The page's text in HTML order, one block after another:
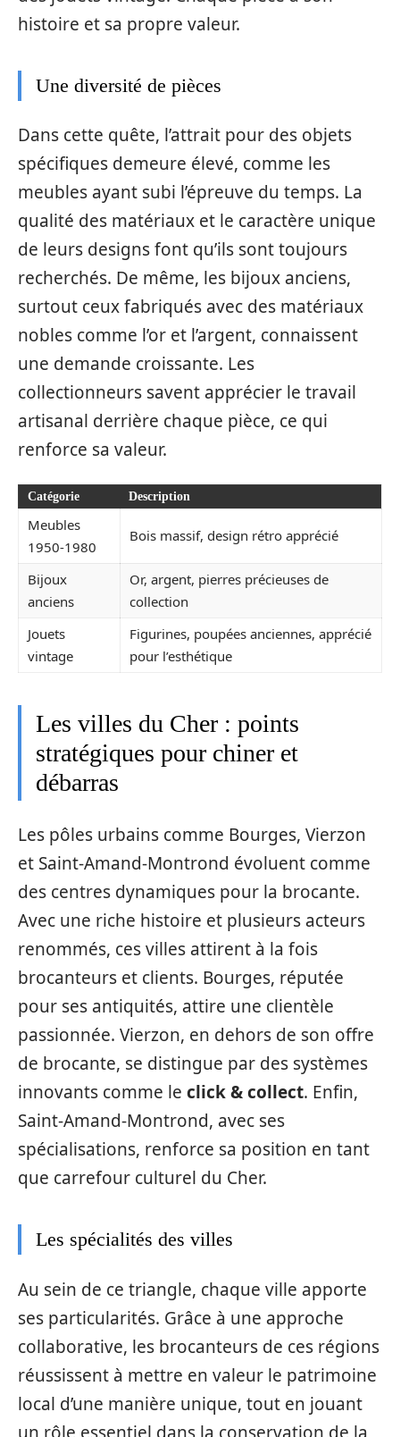
histoire et sa propre valeur.
Une diversité de pièces
Dans cette quête, l’attrait pour des objets
spécifiques demeure élevé, comme les
meubles ayant subi l’épreuve du temps. La
qualité des matériaux et le caractère unique
de leurs designs font qu’ils sont toujours
recherchés. De même, les bijoux anciens,
surtout ceux fabriqués avec des matériaux
nobles comme l’or et l’argent, connaissent
une demande croissante. Les
collectionneurs savent apprécier le travail
artisanal derrière chaque pièce, ce qui
renforce sa valeur.
Catégorie Description
Meubles
1950-1980
Bois massif, design rétro apprécié
Bijoux
anciens
Or, argent, pierres précieuses de
collection
Jouets
vintage
Figurines, poupées anciennes, apprécié
pour l’esthétique
Les villes du Cher : points
stratégiques pour chiner et
débarras
Les pôles urbains comme Bourges, Vierzon
et Saint-Amand-Montrond évoluent comme
des centres dynamiques pour la brocante.
Avec une riche histoire et plusieurs acteurs
renommés, ces villes attirent à la fois
brocanteurs et clients. Bourges, réputée
pour ses antiquités, attire une clientèle
passionnée. Vierzon, en dehors de son offre
de brocante, se distingue par des systèmes
innovants comme le click & collect. Enfin,
Saint-Amand-Montrond, avec ses
spécialisations, renforce sa position en tant
que carrefour culturel du Cher.
Les spécialités des villes
Au sein de ce triangle, chaque ville apporte
ses particularités. Grâce à une approche
collaborative, les brocanteurs de ces régions
réussissent à mettre en valeur le patrimoine
local d’une manière unique, tout en jouant
un rôle essentiel dans la conservation de la